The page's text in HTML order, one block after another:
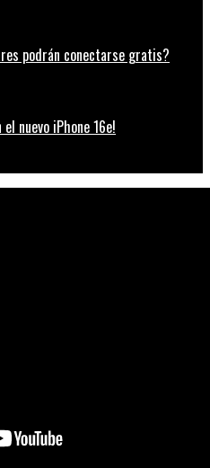
podrán conectarse gratis?
nuevo iPhone 16e!